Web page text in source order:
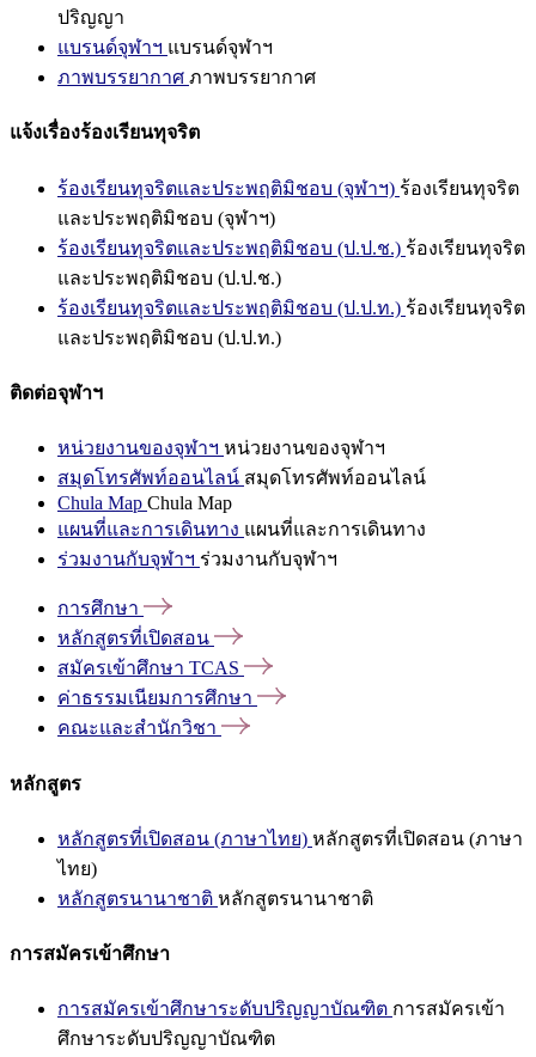
ปริญญา
แบรนด์จุฬาฯ แบรนด์จุฬาฯ
ภาพบรรยากาศ ภาพบรรยากาศ
แจ้งเรื่องร้องเรียนทุจริต
ร้องเรียนทุจริตและประพฤติมิชอบ (จุฬาฯ) ร้องเรียนทุจริต
และประพฤติมิชอบ (จุฬาฯ)
ร้องเรียนทุจริตและประพฤติมิชอบ (ป.ป.ช.) ร้องเรียนทุจริต
และประพฤติมิชอบ (ป.ป.ช.)
ร้องเรียนทุจริตและประพฤติมิชอบ (ป.ป.ท.) ร้องเรียนทุจริต
และประพฤติมิชอบ (ป.ป.ท.)
ติดต่อจุฬาฯ
หน่วยงานของจุฬาฯ หน่วยงานของจุฬาฯ
สมุดโทรศัพท์ออนไลน์ สมุดโทรศัพท์ออนไลน์
Chula Map Chula Map
แผนที่และการเดินทาง แผนที่และการเดินทาง
ร่วมงานกับจุฬาฯ ร่วมงานกับจุฬาฯ
การศึกษา
หลักสูตรที่เปิดสอน
สมัครเข้าศึกษา TCAS
ค่าธรรมเนียมการศึกษา
คณะและสำนักวิชา
หลักสูตร
หลักสูตรที่เปิดสอน (ภาษาไทย) หลักสูตรที่เปิดสอน (ภาษา
ไทย)
หลักสูตรนานาชาติ หลักสูตรนานาชาติ
การสมัครเข้าศึกษา
การสมัครเข้าศึกษาระดับปริญญาบัณฑิต การสมัครเข้า
ศึกษาระดับปริญญาบัณฑิต